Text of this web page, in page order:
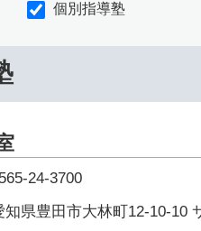
個別指導塾
24-3700
知県豊田市大林町12-10-10